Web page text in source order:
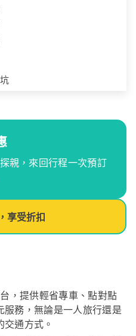
親，來回行程一次預訂
享受折扣
，提供輕省專車、點對點
務，無論是一人旅行還是
通方式。